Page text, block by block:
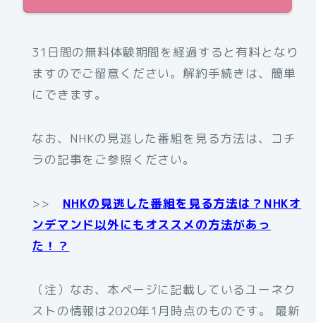
31日間の無料体験期間を経過すると有料となり
ますのでご留意ください。解約手続きは、簡単
にできます。
なお、NHKの見逃した番組を見る方法は、コチ
ラの記事をご参照ください。
>> NHKの見逃した番組を見る方法は？NHKオ
ンデマンド以外にもオススメの方法があっ
た！？
（注）なお、本ページに記載しているユーネク
ストの情報は2020年1月時点のものです。 最新